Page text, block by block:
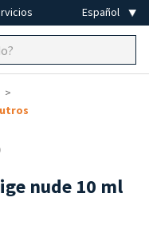
nude 10 ml